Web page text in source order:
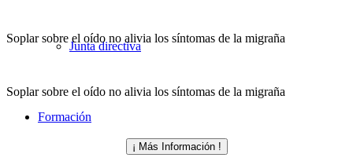
Junta directiva
Formación
Soplar sobre el oído no alivia los síntomas de la migraña
Soplar sobre el oído no alivia los síntomas de la migraña
¡ Más Información !